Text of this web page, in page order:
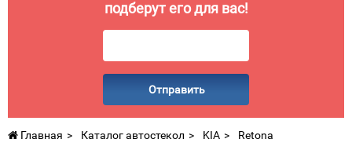
подберут его для вас!
Отправить
Главная Каталог автостекол KIA Retona